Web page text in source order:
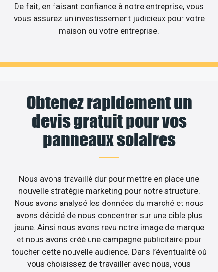
De fait, en faisant confiance à notre entreprise, vous
vous assurez un investissement judicieux pour votre
maison ou votre entreprise.
Obtenez rapidement un
devis gratuit pour vos
panneaux solaires
Nous avons travaillé dur pour mettre en place une
nouvelle stratégie marketing pour notre structure.
Nous avons analysé les données du marché et nous
avons décidé de nous concentrer sur une cible plus
jeune. Ainsi nous avons revu notre image de marque
et nous avons créé une campagne publicitaire pour
toucher cette nouvelle audience. Dans l’éventualité où
vous choisissez de travailler avec nous, vous